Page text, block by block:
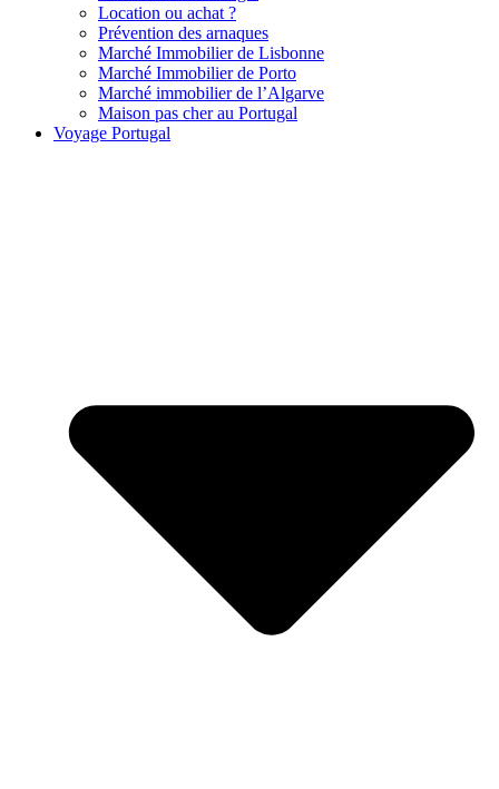
Location ou achat ?
Prévention des arnaques
Marché Immobilier de Lisbonne
Marché Immobilier de Porto
Marché immobilier de l’Algarve
Maison pas cher au Portugal
Voyage Portugal